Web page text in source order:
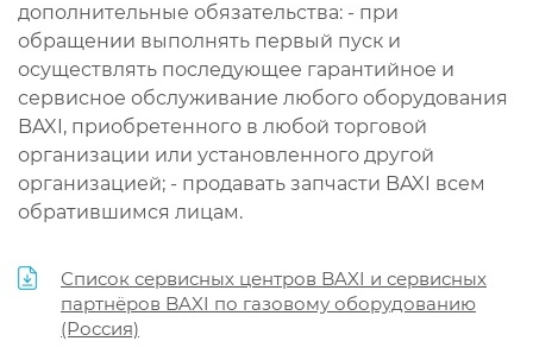
дополнительные обязательства: - при
обращении выполнять первый пуск и
осуществлять последующее гарантийное и
сервисное обслуживание любого оборудования
BAXI, приобретенного в любой торговой
организации или установленного другой
организацией; - продавать запчасти BAXI всем
обратившимся лицам.
Список сервисных центров BAXI и сервисных
партнёров BAXI по газовому оборудованию
(Россия)